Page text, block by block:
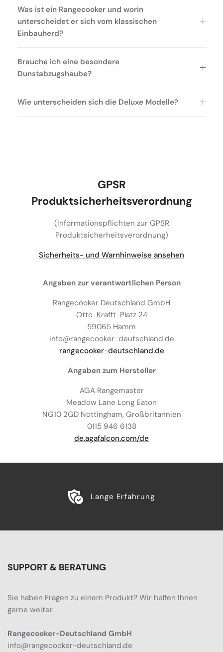
Was ist ein Rangecooker und worin
unterscheidet er sich vom klassischen
Einbauherd?
Brauche ich eine besondere
Dunstabzugshaube?
Wie unterscheiden sich die Deluxe Modelle?
GPSR
Produktsicherheitsverordnung
(Informationspflichten zur GPSR
Produktsicherheitsverordnung)
Sicherheits- und Warnhinweise ansehen
Angaben zur verantwortlichen Person
Rangecooker Deutschland GmbH
Otto-Krafft-Platz 24
59065 Hamm
info@rangecooker-deutschland.de
rangecooker-deutschland.de
Angaben zum Hersteller
AGA Rangemaster
Meadow Lane Long Eaton
NG10 2GD Nottingham, Großbritannien
0115 946 6138
de.agafalcon.com/de
Lange Erfahrung
SUPPORT & BERATUNG
Sie haben Fragen zu einem Produkt? Wir helfen Ihnen
gerne weiter.
Rangecooker-Deutschland GmbH
info@rangecooker-deutschland.de